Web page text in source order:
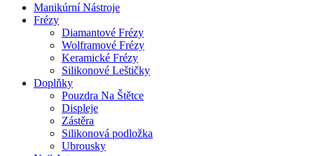
Manikúrní Nástroje
Frézy
Diamantové Frézy
Wolframové Frézy
Keramické Frézy
Silikonové Leštičky
Doplňky
Pouzdra Na Štětce
Displeje
Zástěra
Silikonová podložka
Ubrousky